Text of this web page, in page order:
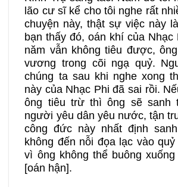
lão cư sĩ kể cho tôi nghe rất
chuyện này, thật sự việc này
bạn thấy đó, oán khí của Nhạc
năm vẫn không tiêu được,
vương trong cõi ngạ quỷ.
chúng ta sau khi nghe xong
này của Nhạc Phi đã sai rồi.
ông tiêu trừ thì ông sẽ sanh
người yêu dân yêu nước, tận
công đức này nhất định
không đến nỗi đọa lạc vào
vì ông không thể buông
[oán hận].